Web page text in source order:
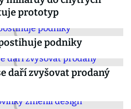
prototyp
podniky
daří zvyšovat prodaný